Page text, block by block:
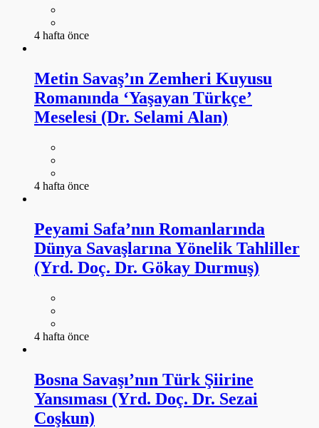
4 hafta önce
Metin Savaş’ın Zemheri Kuyusu
Romanında ‘Yaşayan Türkçe’
Meselesi (Dr. Selami Alan)
4 hafta önce
Peyami Safa’nın Romanlarında
Dünya Savaşlarına Yönelik Tahliller
(Yrd. Doç. Dr. Gökay Durmuş)
4 hafta önce
Bosna Savaşı’nın Türk Şiirine
Yansıması (Yrd. Doç. Dr. Sezai
Coşkun)